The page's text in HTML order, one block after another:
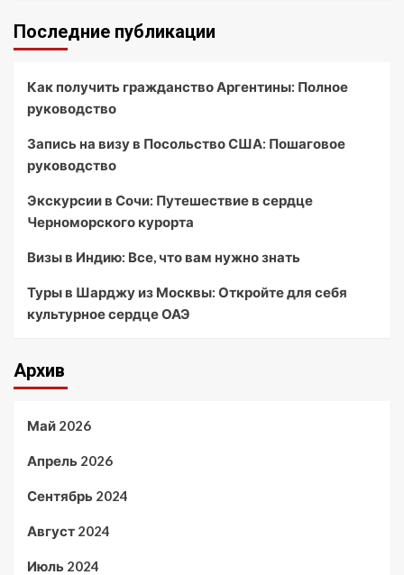
Последние публикации
Как получить гражданство Аргентины: Полное
руководство
Запись на визу в Посольство США: Пошаговое
руководство
Экскурсии в Сочи: Путешествие в сердце
Черноморского курорта
Визы в Индию: Все, что вам нужно знать
Туры в Шарджу из Москвы: Откройте для себя
культурное сердце ОАЭ
Архив
Май 2026
Апрель 2026
Сентябрь 2024
Август 2024
Июль 2024